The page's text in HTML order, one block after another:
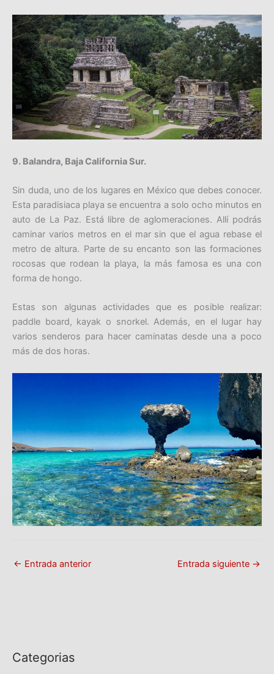
9. Balandra, Baja California Sur.
Sin duda, uno de los lugares en México que debes conocer.
Esta paradisiaca playa se encuentra a solo ocho minutos en
auto de La Paz. Está libre de aglomeraciones. Allí podrás
caminar varios metros en el mar sin que el agua rebase el
metro de altura. Parte de su encanto son las formaciones
rocosas que rodean la playa, la más famosa es una con
forma de hongo.
Estas son algunas actividades que es posible realizar:
paddle board, kayak o snorkel. Además, en el lugar hay
varios senderos para hacer caminatas desde una a poco
más de dos horas.
← Entrada anterior Entrada siguiente →
Categorias
C